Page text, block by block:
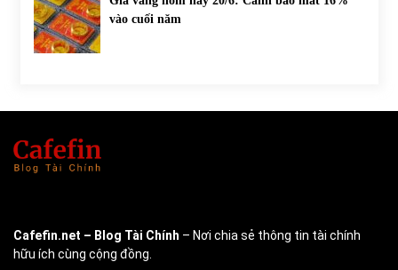
vào cuối năm
Cafefin.net – Blog Tài Chính – Nơi chia sẻ thông tin tài chính
hữu ích cùng cộng đồng.